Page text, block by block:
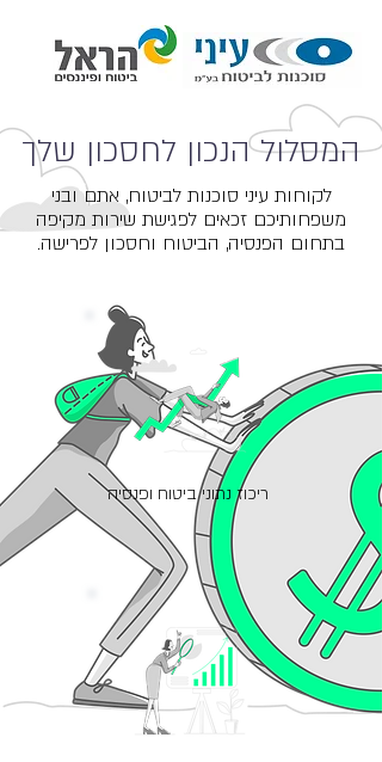
המסלול הנכון לחסכון שלך
לקוחות עיני סוכנות לביטוח, אתם ובני
משפחותיכם זכאים לפגישת שירות מקיפה
בתחום הפנסיה, הביטוח וחסכון לפרישה.
ריכוז נתוני ביטוח ופנסיה